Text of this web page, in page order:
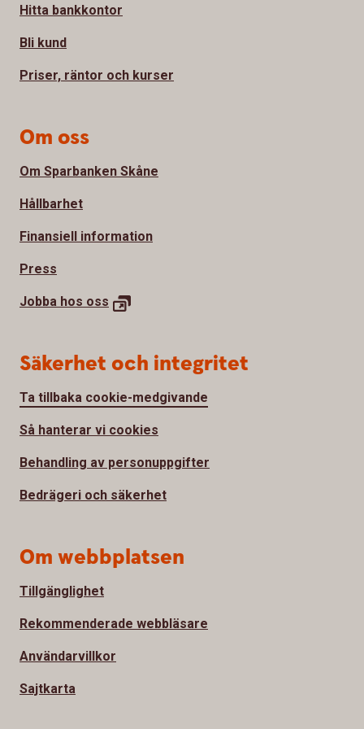
Hitta bankkontor
Bli kund
Priser, räntor och kurser
Om oss
Om Sparbanken Skåne
Hållbarhet
Finansiell information
Press
Jobba hos oss
Säkerhet och integritet
Ta tillbaka cookie-medgivande
Så hanterar vi cookies
Behandling av personuppgifter
Bedrägeri och säkerhet
Om webbplatsen
Tillgänglighet
Rekommenderade webbläsare
Användarvillkor
Sajtkarta